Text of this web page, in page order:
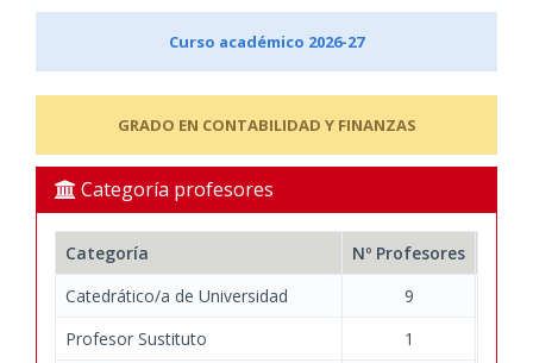
Curso académico 2026-27
GRADO EN CONTABILIDAD Y FINANZAS
Categoría profesores
Categoría Nº Profesores
Catedrático/a de Universidad
9
Profesor Sustituto
1